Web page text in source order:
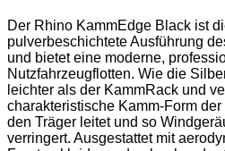
Der Rhino KammEdge Black ist
pulverbeschichtete Ausführung
und bietet eine moderne,
Nutzfahrzeugflotten. Wie die
leichter als der KammRack und
charakteristische Kamm-Form
den Träger leitet und so
verringert. Ausgestattet mit